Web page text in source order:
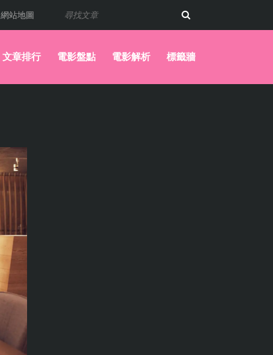
網站地圖
文章排行 電影盤點 電影解析 標籤牆